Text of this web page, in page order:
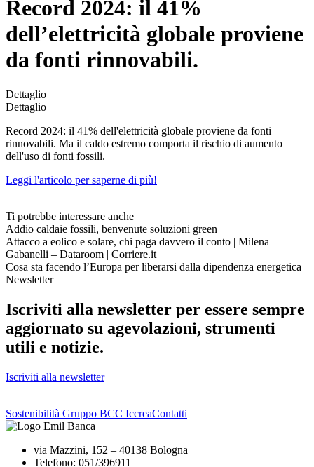
Record 2024: il 41%
dell’elettricità globale proviene
da fonti rinnovabili.
Dettaglio
Dettaglio
Record 2024: il 41% dell'elettricità globale proviene da fonti
rinnovabili. Ma il caldo estremo comporta il rischio di aumento
dell'uso di fonti fossili.
Leggi l'articolo per saperne di più!
Ti potrebbe interessare anche
Addio caldaie fossili, benvenute soluzioni green
Attacco a eolico e solare, chi paga davvero il conto | Milena
Gabanelli – Dataroom | Corriere.it
Cosa sta facendo l’Europa per liberarsi dalla dipendenza energetica
Newsletter
Iscriviti alla newsletter per essere sempre
aggiornato su agevolazioni, strumenti
utili e notizie.
Iscriviti alla newsletter
Sostenibilità Gruppo BCC IccreaContatti
via Mazzini, 152 – 40138 Bologna
Telefono: 051/396911